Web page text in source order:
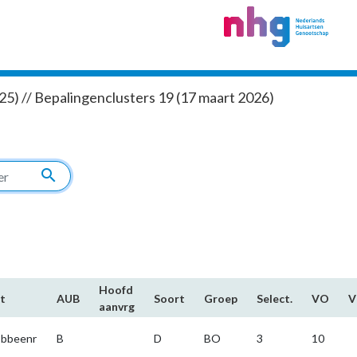
// Bepalingenclusters 19 (17 maart 2026)
search
AUB
Hoofd​
aanvrg
Soort Groep Select. VO
B D BO 3 10